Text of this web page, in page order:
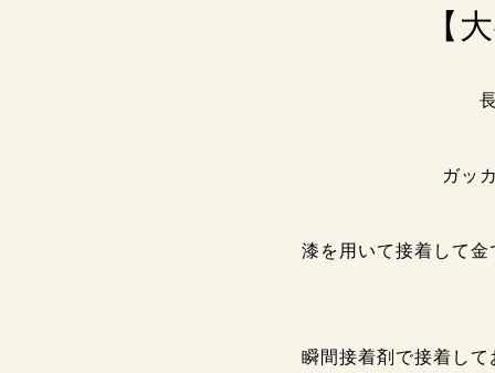
【
ガッ
漆を用いて接着して
瞬間接着剤で接着し